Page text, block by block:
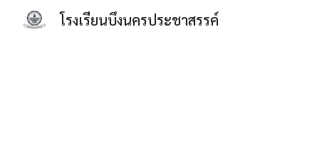
โรงเรียนบึงนครประชาสรรค์